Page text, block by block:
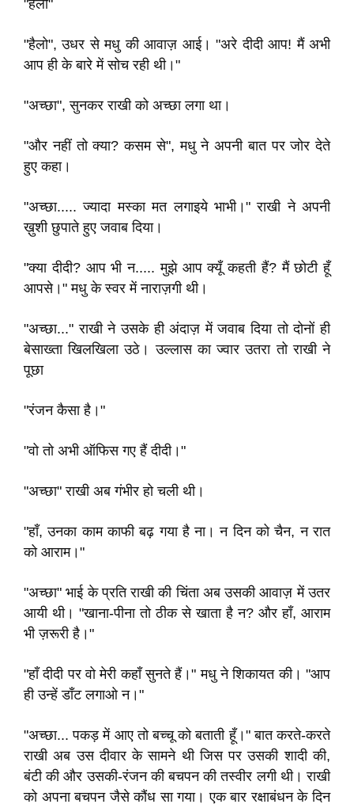
"हैलो"
"हैलो", उधर से मधु की आवाज़ आई। "अरे दीदी आप! मैं अभी
आप ही के बारे में सोच रही थी।"
"अच्छा", सुनकर राखी को अच्छा लगा था।
"और नहीं तो क्या? कसम से", मधु ने अपनी बात पर जोर देते
हुए कहा।
"अच्छा..... ज्यादा मस्का मत लगाइये भाभी।" राखी ने अपनी
ख़ुशी छुपाते हुए जवाब दिया।
"क्या दीदी? आप भी न..... मुझे आप क्यूँ कहती हैं? मैं छोटी हूँ
आपसे।" मधु के स्वर में नाराज़गी थी।
"अच्छा..." राखी ने उसके ही अंदाज़ में जवाब दिया तो दोनों ही
बेसाख्ता खिलखिला उठे। उल्लास का ज्वार उतरा तो राखी ने
पूछा
"रंजन कैसा है।"
"वो तो अभी ऑफिस गए हैं दीदी।"
"अच्छा" राखी अब गंभीर हो चली थी।
"हाँ, उनका काम काफी बढ़ गया है ना। न दिन को चैन, न रात
को आराम।"
"अच्छा" भाई के प्रति राखी की चिंता अब उसकी आवाज़ में उतर
आयी थी। "खाना-पीना तो ठीक से खाता है न? और हाँ, आराम
भी ज़रूरी है।"
"हाँ दीदी पर वो मेरी कहाँ सुनते हैं।" मधु ने शिकायत की। "आप
ही उन्हें डाँट लगाओ न।"
"अच्छा... पकड़ में आए तो बच्चू को बताती हूँ।" बात करते-करते
राखी अब उस दीवार के सामने थी जिस पर उसकी शादी की,
बंटी की और उसकी-रंजन की बचपन की तस्वीर लगी थी। राखी
को अपना बचपन जैसे कौंध सा गया। एक बार रक्षाबंधन के दिन